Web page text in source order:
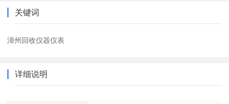
关键词
漳州回收仪器仪表
详细说明